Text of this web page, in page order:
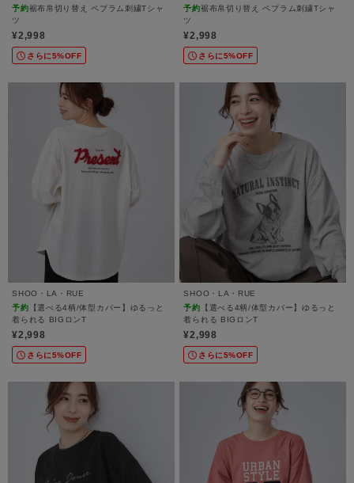
予約裾布帛切り替え ペプラム刺繍Tシャ
ツ
¥2,998
さらに5%OFF
予約裾布帛切り替え ペプラム刺繍Tシャ
ツ
¥2,998
さらに5%OFF
SHOO・LA・RUE
予約 【選べる4柄/体型カバー】ゆるっと
着られる BIGロンT
¥2,998
さらに5%OFF
SHOO・LA・RUE
予約 【選べる4柄/体型カバー】ゆるっと
着られる BIGロンT
¥2,998
さらに5%OFF